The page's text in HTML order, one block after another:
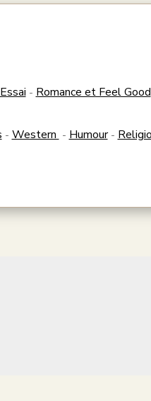
Essai - Romance et Feel Good
- Western - Humour-